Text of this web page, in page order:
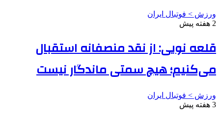
ورزش > فوتبال ایران
2 هفته پیش
قلعه نویی: از نقد منصفانه استقبال
می‌کنیم؛ هیچ سمتی ماندگار نیست
ورزش > فوتبال ایران
3 هفته پیش